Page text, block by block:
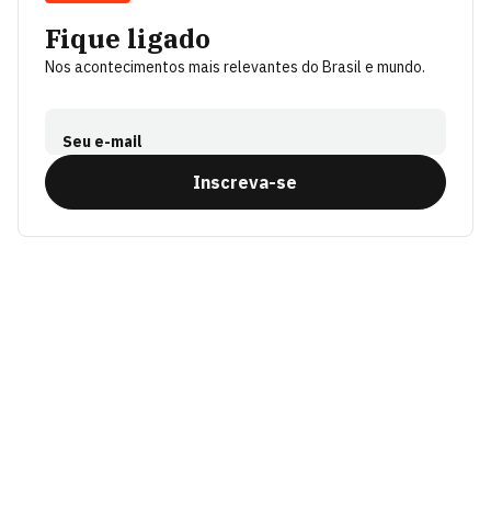
Fique ligado
Nos acontecimentos mais relevantes do Brasil e mundo.
Seu e-mail
Inscreva-se